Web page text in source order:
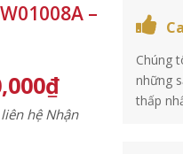
–
₫
hệ Nhận
Chúng
những
thấp